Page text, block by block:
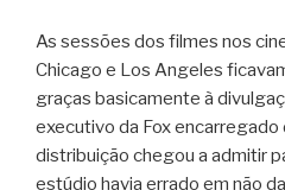
As sessões dos filmes nos
Chicago e Los Angeles
graças basicamente à
executivo da Fox
distribuição chegou a admitir
estúdio havia errado em não